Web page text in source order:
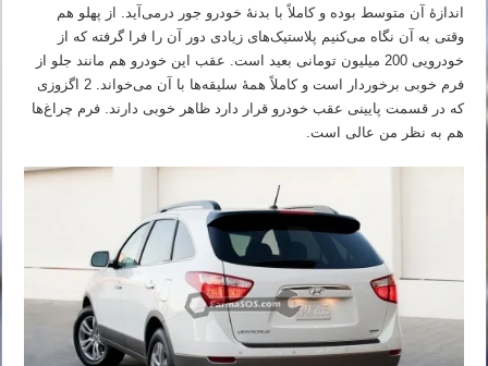
اندازهٔ آن متوسط بوده و کاملاً با بدنهٔ خودرو جور درمی‌آید. از پهلو هم
وقتی به آن نگاه می‌کنیم پلاستیک‌های زیادی دور آن را فرا گرفته که از
خودرویی 200 میلیون تومانی بعید است. عقب این خودرو هم مانند جلو از
فرم خوبی برخوردار است و کاملاً همهٔ سلیقه‌ها با آن می‌خواند. 2 اگزوزی
که در قسمت پایینی عقب خودرو قرار دارد ظاهر خوبی دارند. فرم چراغ‌ها
هم به نظر من عالی است.